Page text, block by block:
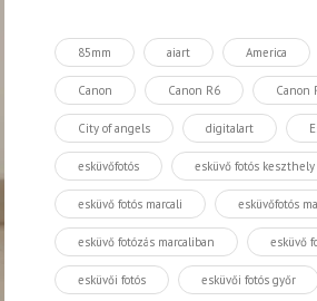
85mm aiart America
Canon Canon R6 Canon
City of angels digitalart
esküvőfotós esküvő fotós keszthely
esküvő fotós marcali esküvőfotós
esküvő fotózás marcaliban esküvő
esküvői fotós esküvői fotós győr